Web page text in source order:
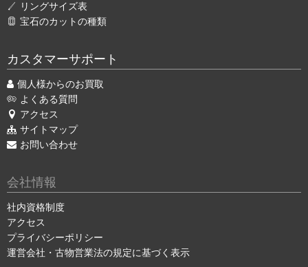
リングサイズ表
宝石のカットの種類
カスタマーサポート
個人様からのお買取
よくある質問
アクセス
サイトマップ
お問い合わせ
会社情報
社内資格制度
アクセス
プライバシーポリシー
運営会社・古物営業法の規定に基づく表示